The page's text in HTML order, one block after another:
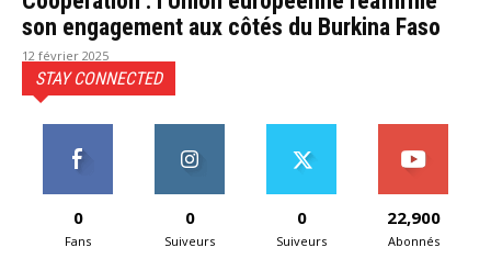
son engagement aux côtés du Burkina Faso
12 février 2025
STAY CONNECTED
0
Fans
0
Suiveurs
0
Suiveurs
22,900
Abonnés